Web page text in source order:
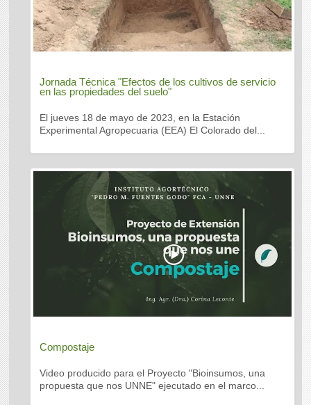
Jornada Técnica "Efectos de los cultivos de servicio
en las propiedades del suelo"
El jueves 18 de mayo de 2023, en la Estación
Experimental Agropecuaria (EEA) El Colorado del...
Compostaje
Video producido para el Proyecto "Bioinsumos, una
propuesta que nos UNNE" ejecutado en el marco...